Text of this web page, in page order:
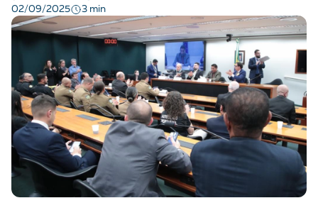
Apoie a Brasil de Direitos
A [BD] conta as histórias de quem defende
direitos humanos no Brasil. Para continuar,
esse trabalho precisa da sua doação!
VEJA COMO APOIAR!
02/09/2025
3 min